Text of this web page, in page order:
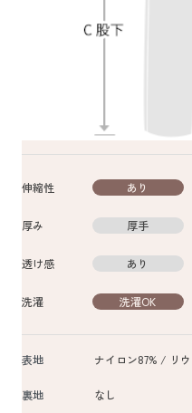
伸縮性 あり
厚み 厚手
透け感 あり
洗濯 洗濯OK
表地 ナイロン87% / リ
裏地 なし